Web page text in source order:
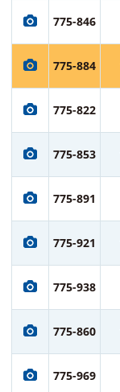
775-846
775-884
775-822
775-853
775-891
775-921
775-938
775-860
775-969